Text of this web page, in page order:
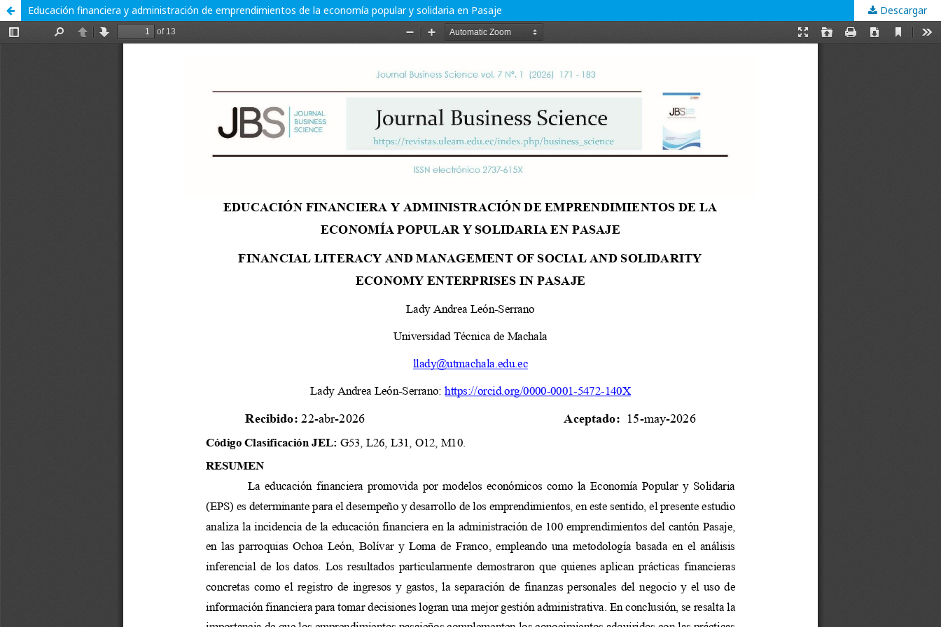
Educación financiera y administración de emprendimientos de la economía popular y solidaria en Pasaje Descargar